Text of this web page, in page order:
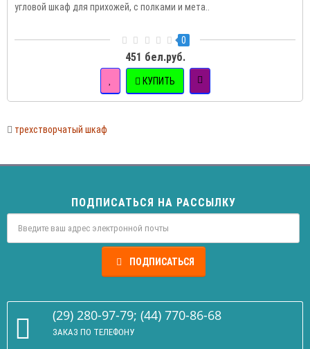
угловой шкаф для прихожей, с полками и мета..
0
451 бел.руб.
КУПИТЬ
трехстворчатый шкаф
ПОДПИСАТЬСЯ НА РАССЫЛКУ
ПОДПИСАТЬСЯ
(29) 280-97-79; (44) 770-86-68
ЗАКАЗ ПО ТЕЛЕФОНУ